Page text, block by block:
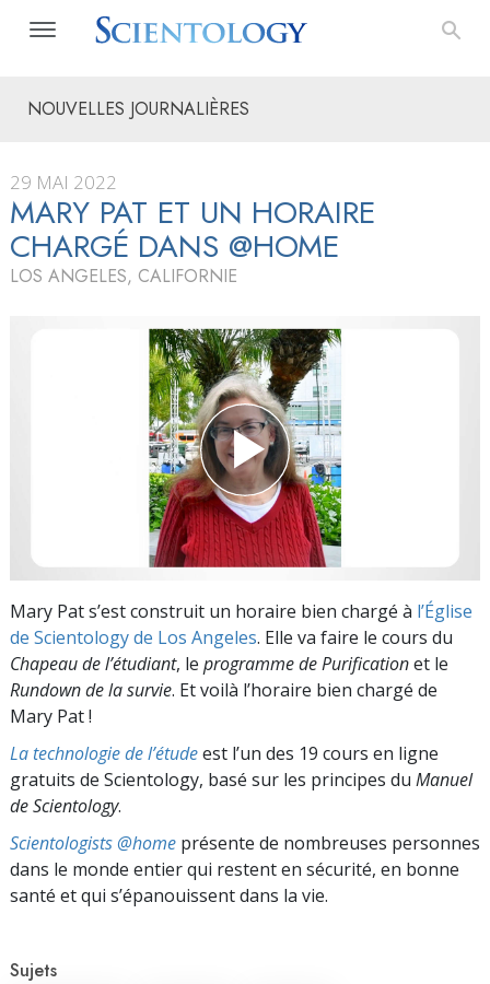
NOUVELLES JOURNALIÈRES
29 MAI 2022
MARY PAT ET UN HORAIRE
CHARGÉ DANS @HOME
LOS ANGELES, CALIFORNIE
Mary Pat s’est construit un horaire bien chargé à l’Église
de Scientology de Los Angeles. Elle va faire le cours du
Chapeau de l’étudiant, le programme de Purificationet le
Rundown de la survie. Et voilà l’horaire bien chargé de
Mary Pat!
La technologie de l’étudeest l’un des 19 cours en ligne
gratuits de Scientology, basé sur les principes du Manuel
de Scientology.
Scientologists @home présente de nombreuses personnes
dans le monde entier qui restent en sécurité, en bonne
santé et qui s’épanouissent dans la vie.
Sujets